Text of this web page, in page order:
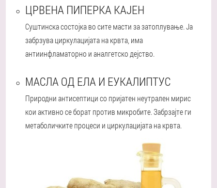
ЦРВЕНА ПИПЕРКА КАЈЕН
Суштинска состојка во сите масти за затоплување. Ја
забрзува циркулацијата на крвта, има
антиинфламаторно и аналгетско дејство.
МАСЛА ОД ЕЛА И ЕУКАЛИПТУС
Природни антисептици со пријатен неутрален мирис
кои активно се борат против микробите. Забрзајте ги
метаболичките процеси и циркулацијата на крвта.